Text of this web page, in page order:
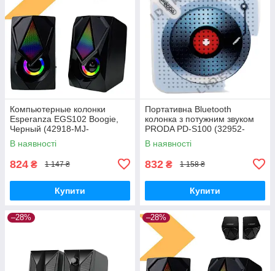
Компьютерные колонки
Esperanza EGS102 Boogie,
Черный (42918-MJ-
100A_390)
В наявності
824 ₴ 1 147 ₴
Купити
Портативна Bluetooth
колонка з потужним звуком
PRODA PD-S100 (32952-
01_414)
В наявності
832 ₴ 1 158 ₴
Купити
–28% –28%